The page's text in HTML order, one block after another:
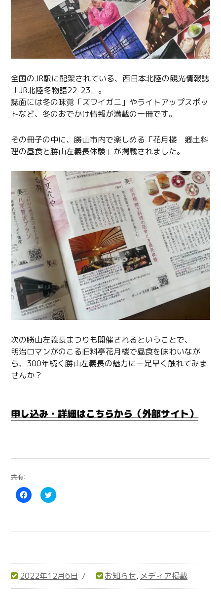
全国のJR駅に配架されている、西日本北陸の観光情報誌
「JR北陸冬物語22-23』。
誌面には冬の味覚「ズワイガニ」やライトアップスポッ
トなど、冬のおでかけ情報が満載の一冊です。
その冊子の中に、勝山市内で楽しめる「花月楼 郷土料
理の昼食と勝山左義長体験」が掲載されました。
次の勝山左義長まつりも開催されるということで、
明治ロマンがのこる旧料亭花月楼で昼食を味わいなが
ら、300年続く勝山左義長の魅力に一足早く触れてみま
せんか？
申し込み・詳細はこちらから（外部サイト）
共有:
F
a
o
す
に
ク
C
l
o
e
n
w
投
2022年12月6日
カ
お知らせ, メディア掲載